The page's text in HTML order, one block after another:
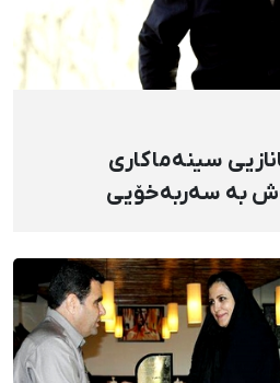
سینەماکاری
بە سەربەخۆیی